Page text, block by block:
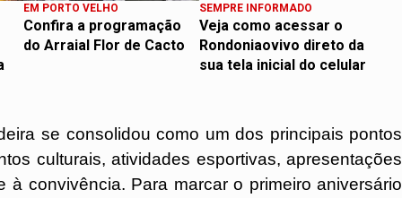
EM PORTO VELHO
Confira a programação
do Arraial Flor de Cacto
SEMPRE INFORMADO
Veja como acessar o
Rondoniaovivo direto da
sua tela inicial do celular
se consolidou como um dos principais pontos
culturais, atividades esportivas, apresentações
convivência. Para marcar o primeiro aniversário